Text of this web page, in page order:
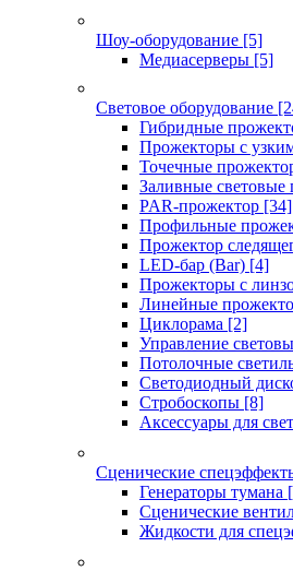
Шоу-оборудование [5]
Медиасерверы [5]
Световое оборудование
Гибридные
Прожекторы с
Точечные
Заливные световые
PAR-прожектор [34]
Профильные
Прожектор
LED-бар (Bar) [4]
Прожекторы с
Линейные
Циклорама [2]
Управление
Потолочные
Светодиодный
Стробоскопы [8]
Аксессуары для
Сценические
Генераторы тумана
Сценические
Жидкости для